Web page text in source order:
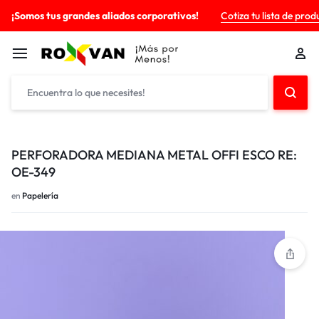
¡Somos tus grandes aliados corporativos! Cotiza tu lista de
PERFORADORA MEDIANA METAL OFFI ESCO RE:
OE-349
en Papelería